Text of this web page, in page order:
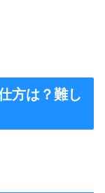
方は？難し